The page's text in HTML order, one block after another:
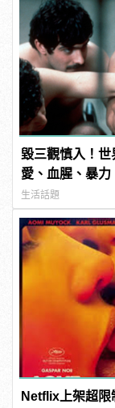
毀三觀慎入！
愛、血腥、暴
男
生活話題
Netflix上架超限